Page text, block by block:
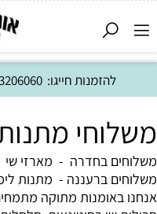
להזמנות חייגו:
משלוחי
משלוחים בחדרה - מארזי שי
משלוחים ברעננה - מתנות
אנחנו באומנות מתוקה